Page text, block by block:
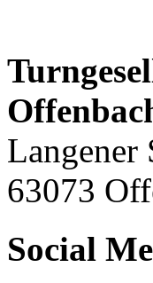
Langener
63073
Social